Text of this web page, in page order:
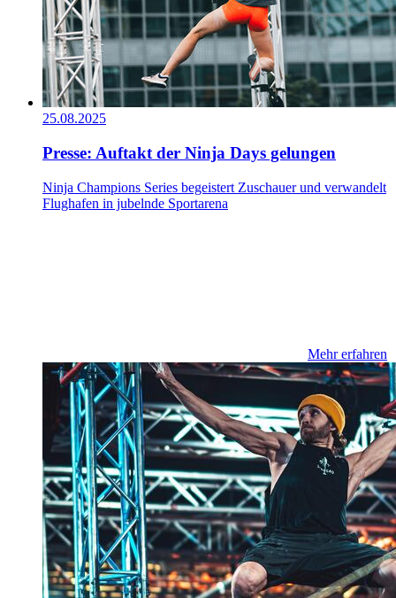
25.08.2025
Presse: Auftakt der Ninja Days gelungen
Ninja Champions Series begeistert Zuschauer und verwandelt
Flughafen in jubelnde Sportarena
Mehr erfahren